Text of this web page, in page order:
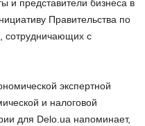
представители бизнеса в
Правительства по
сотрудничающих с
экспертной
и налоговой
для Delo.ua напоминает,